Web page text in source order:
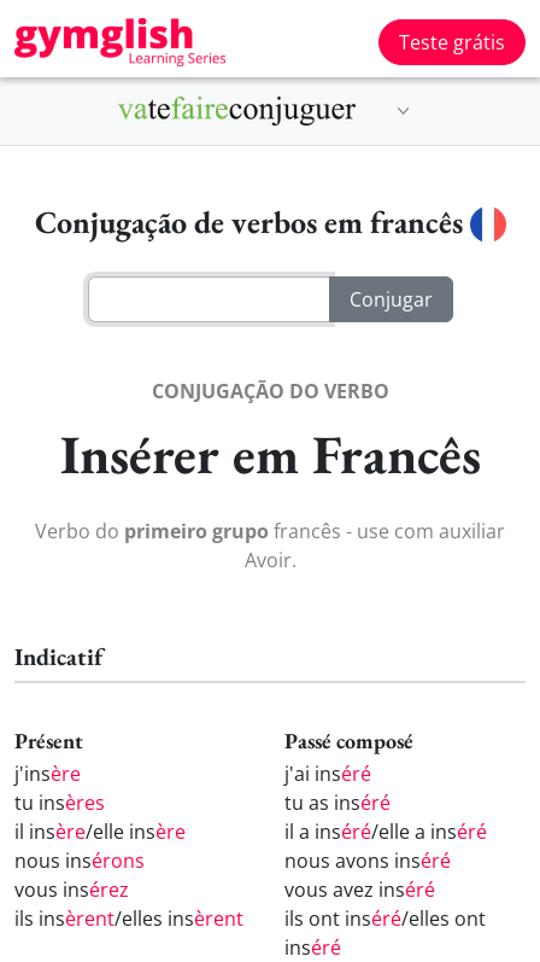
Teste grátis
Conjugação de verbos em francês
CONJUGAÇÃO DO VERBO
Insérer em Francês
Verbo do primeiro grupo francês - use com auxiliar
Avoir.
Indicatif
Présent
j'insère
tu insères
il insère/elle insère
nous insérons
vous insérez
ils insèrent/elles insèrent
Passé composé
j'ai inséré
tu as inséré
il a inséré/elle a inséré
nous avons inséré
vous avez inséré
ils ont inséré/elles ont
inséré